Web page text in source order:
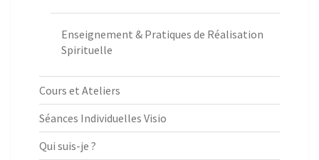
Enseignement & Pratiques de Réalisation
Spirituelle
Cours et Ateliers
Séances Individuelles Visio
Qui suis-je ?